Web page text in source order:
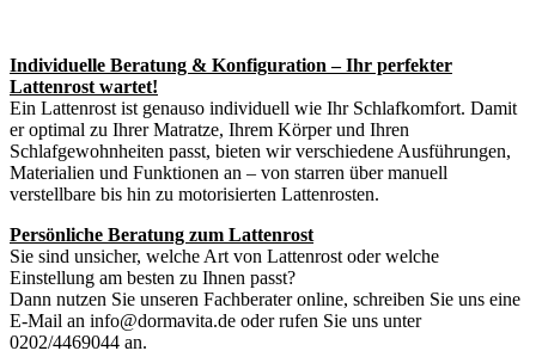
Individuelle Beratung & Konfiguration – Ihr perfekter
Lattenrost wartet!
Ein Lattenrost ist genauso individuell wie Ihr Schlafkomfort. Damit
er optimal zu Ihrer Matratze, Ihrem Körper und Ihren
Schlafgewohnheiten passt, bieten wir verschiedene Ausführungen,
Materialien und Funktionen an – von starren über manuell
verstellbare bis hin zu motorisierten Lattenrosten.
Persönliche Beratung zum Lattenrost
Sie sind unsicher, welche Art von Lattenrost oder welche
Einstellung am besten zu Ihnen passt?
Dann nutzen Sie unseren Fachberater online, schreiben Sie uns eine
E-Mail an info@dormavita.de oder rufen Sie uns unter
0202/4469044 an.